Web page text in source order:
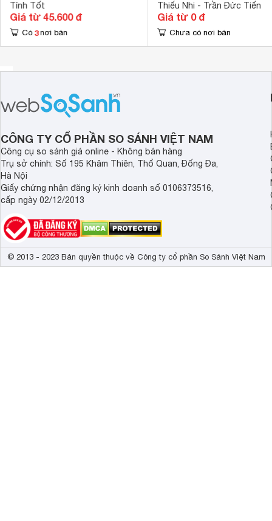
Tính Tốt
Giá từ 45.600 đ
Có 3 nơi bán
Thiếu Nhi - Trần Đức Tiến
Giá từ 0 đ
Chưa có nơi bán
CÔNG TY CỔ PHẦN SO SÁNH VIỆT NAM
Công cụ so sánh giá online - Không bán hàng
Trụ sở chính: Số 195 Khâm Thiên, Thổ Quan, Đống Đa,
Hà Nội
Giấy chứng nhận đăng ký kinh doanh số 0106373516,
cấp ngày 02/12/2013
© 2013 - 2023 Bản quyền thuộc về Công ty cổ phần So Sánh Việt Nam